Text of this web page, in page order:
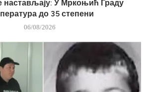
настављају: У Мркоњић Граду
до 35 степени
06/08/2026